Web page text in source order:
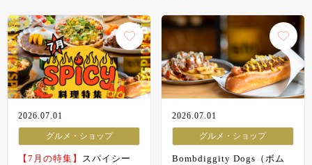
2026.07.01
グルメ・ショップ
【7月の特集】 スパイシー
2026.07.01
グルメ・ショップ
Bombdiggity Dogs（ボム